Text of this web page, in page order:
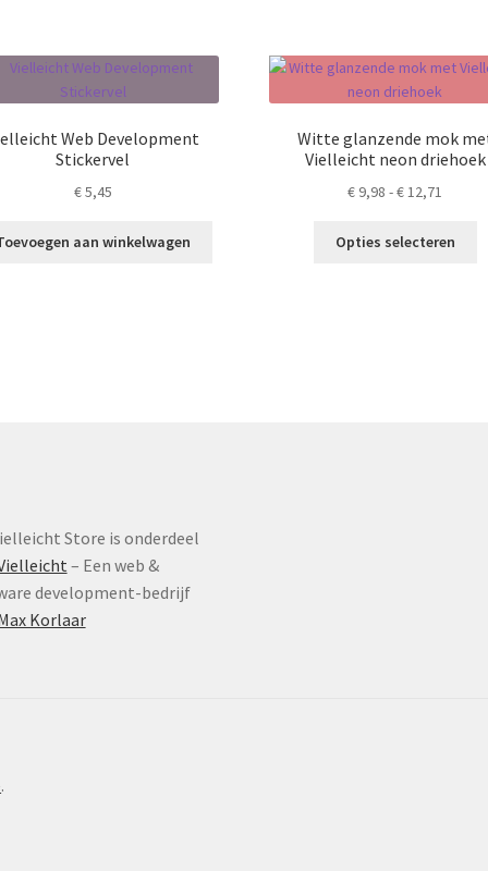
Web Development
Stickervel
€5,45
aan winkelwagen
Witte glanzende mok
Vielleicht neon driehoek
€ 9,98 -€12,71
tot
Opties selecteren
Store is onderdeel
– Een web &
development-bedrijf
Korlaar
.